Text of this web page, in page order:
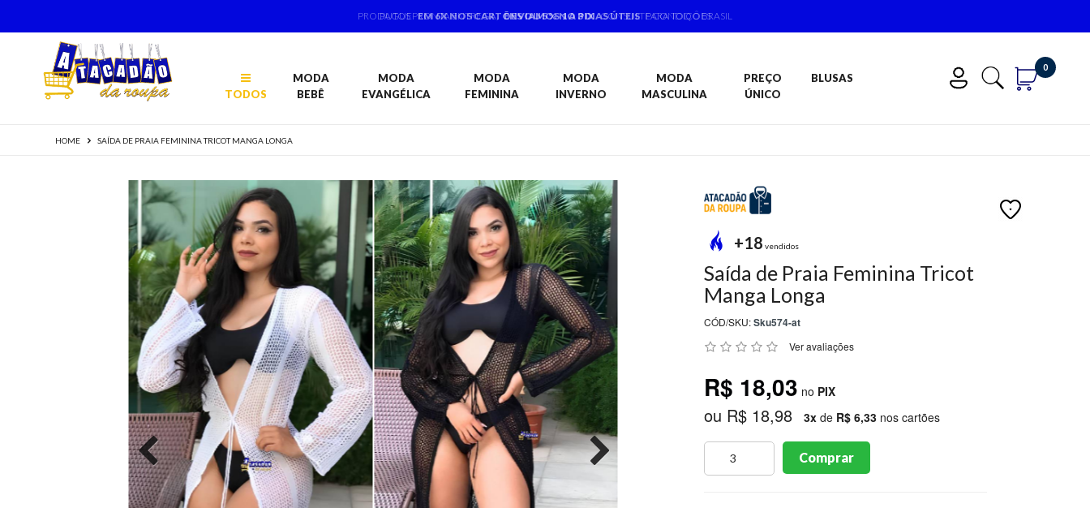
PRODUTOS PRONTA ENTREGA, ENVIAMOS 1 A 3 DIAS ÚTEIS PARA TODO BRASIL
TODOS
MODA
BEBÊ
MODA
EVANGÉLICA
MODA
FEMININA
MODA
INVERNO
MODA
MASCULINA
PREÇO
ÚNICO
BLUSAS
0
HOME SAÍDA DE PRAIA FEMININA TRICOT MANGA LONGA
+18 vendidos
Saída de Praia Feminina Tricot
Manga Longa
CÓD/SKU:Sku574-at
Ver avaliações
R$ 18,03 no PIX
ou R$ 18,98 3xde R$ 6,33nos cartões
Comprar